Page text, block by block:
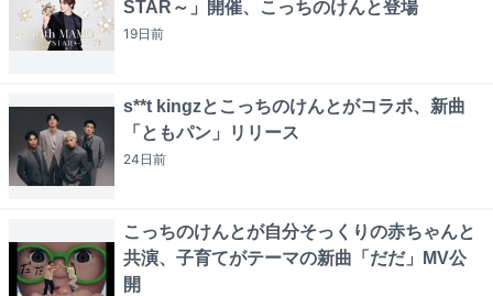
STAR～」開催、こっちのけんと登場
19日前
s**t kingzとこっちのけんとがコラボ、新曲
「ともパン」リリース
24日前
こっちのけんとが自分そっくりの赤ちゃんと
共演、子育てがテーマの新曲「だだ」MV公
開